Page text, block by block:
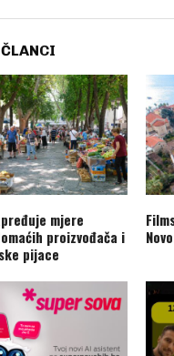
mjere
proizvođača i
pijace